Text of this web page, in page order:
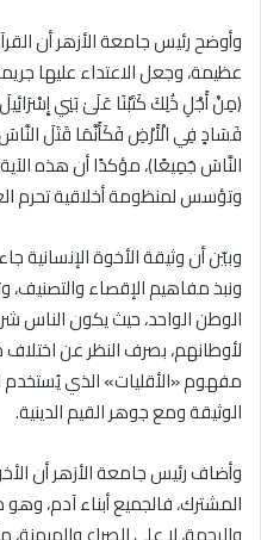
وأوضح رئيس جامعة الأزهر أن
عظيمة، وجعل الاعتداء عليها
﴿مِنْ أَجْلِ ذَٰلِكَ كَتَبْنَا عَلَىٰ بَنِي
فَسَادٍ فِي الْأَرْضِ فَكَأَنَّمَا قَتَلَ
النَّاسَ جَمِيعًا﴾، مؤكدًا أن هذه
وتؤسس لمنظومة أخلاقية تحرم
وبيّن أن وثيقة الأخوة الإنسانية
ونبذ مفاهيم الإقصاء والتصنيف،
الوطن الواحد، حيث يكون الناس
لأوطانهم، بصرف النظر عن اختلاف
مفهوم «الأقليات» الذي
الوثيقة ومع جوهر القيم الدينية.
وأضاف رئيس جامعة الأزهر أن
المشترك، فالجميع أبناء آدم،